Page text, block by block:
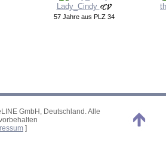
GmbH, Deutschland. Alle
]